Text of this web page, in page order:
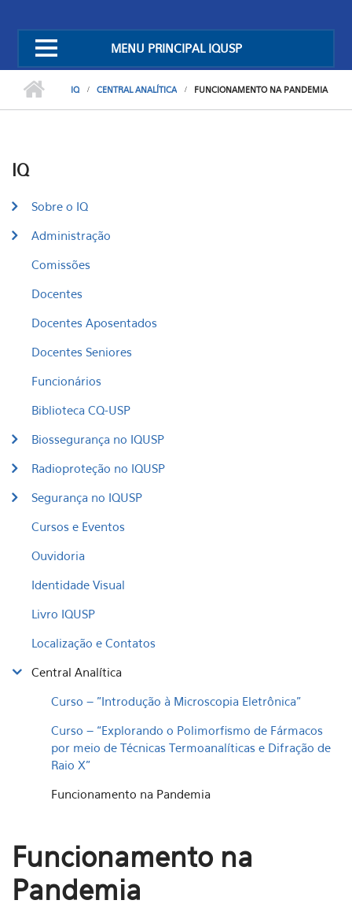
MENU PRINCIPAL IQUSP
IQ CENTRAL ANALÍTICA FUNCIONAMENTO NA PANDEMIA
IQ
Sobre o IQ
Administração
Comissões
Docentes
Docentes Aposentados
Docentes Seniores
Funcionários
Biblioteca CQ-USP
Biossegurança no IQUSP
Radioproteção no IQUSP
Segurança no IQUSP
Cursos e Eventos
Ouvidoria
Identidade Visual
Livro IQUSP
Localização e Contatos
Central Analítica
Curso – "Introdução à Microscopia Eletrônica"
Curso – “Explorando o Polimorfismo de Fármacos
por meio de Técnicas Termoanalíticas e Difração de
Raio X”
Funcionamento na Pandemia
Funcionamento na
Pandemia